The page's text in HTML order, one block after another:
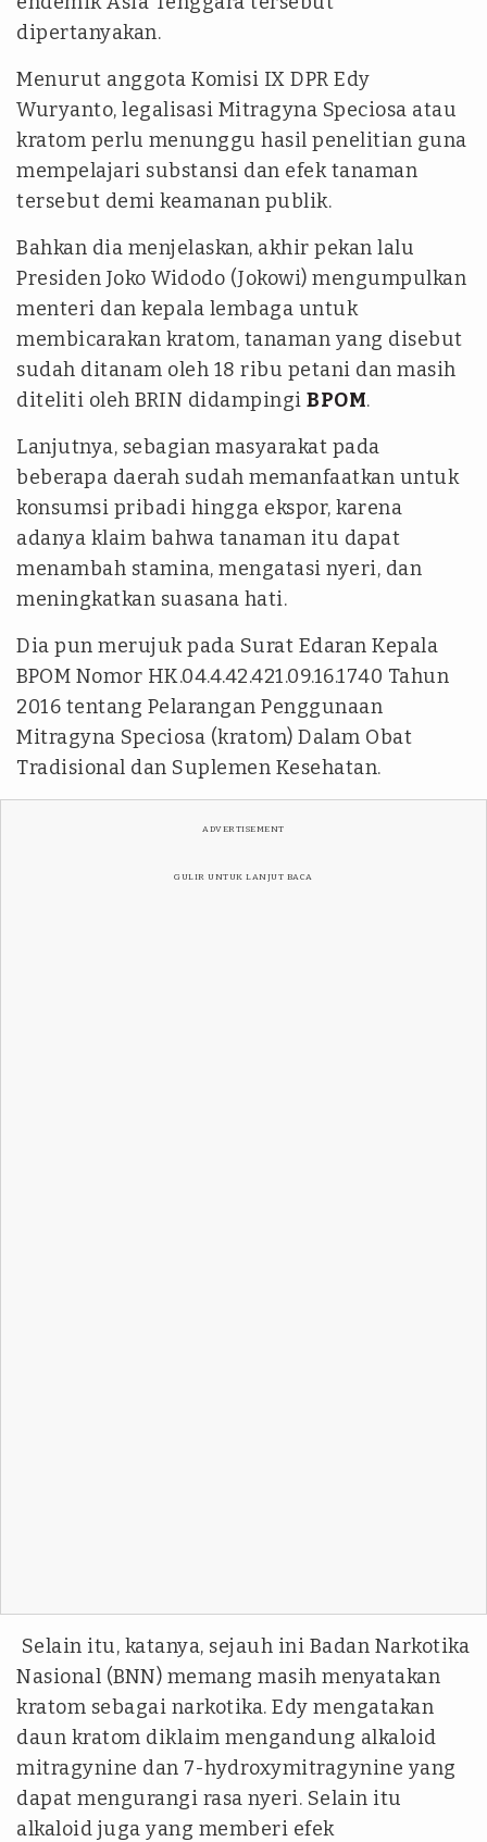
dipertanyakan.
Menurut anggota Komisi IX DPR Edy
Wuryanto, legalisasi Mitragyna Speciosa atau
kratom perlu menunggu hasil penelitian guna
mempelajari substansi dan efek tanaman
tersebut demi keamanan publik.
Bahkan dia menjelaskan, akhir pekan lalu
Presiden Joko Widodo (Jokowi) mengumpulkan
menteri dan kepala lembaga untuk
membicarakan kratom, tanaman yang disebut
sudah ditanam oleh 18 ribu petani dan masih
diteliti oleh BRIN didampingi BPOM.
Lanjutnya, sebagian masyarakat pada
beberapa daerah sudah memanfaatkan untuk
konsumsi pribadi hingga ekspor, karena
adanya klaim bahwa tanaman itu dapat
menambah stamina, mengatasi nyeri, dan
meningkatkan suasana hati.
Dia pun merujuk pada Surat Edaran Kepala
BPOM Nomor HK.04.4.42.421.09.16.1740 Tahun
2016 tentang Pelarangan Penggunaan
Mitragyna Speciosa (kratom) Dalam Obat
Tradisional dan Suplemen Kesehatan.
ADVERTISEMENT
GULIR UNTUK LANJUT BACA
Selain itu, katanya, sejauh ini Badan Narkotika
Nasional (BNN) memang masih menyatakan
kratom sebagai narkotika. Edy mengatakan
daun kratom diklaim mengandung alkaloid
mitragynine dan 7-hydroxymitragynine yang
dapat mengurangi rasa nyeri. Selain itu
alkaloid juga yang memberi efek